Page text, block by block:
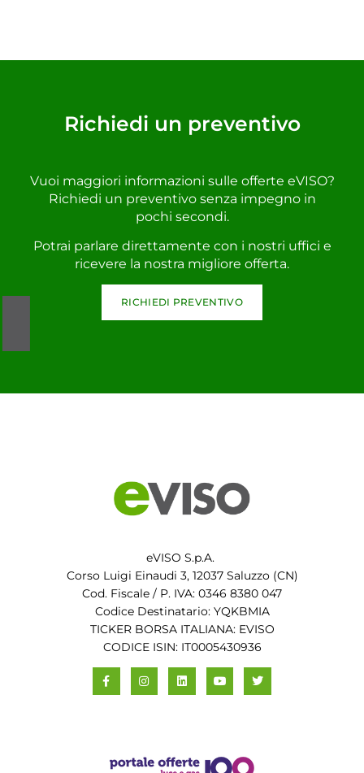
Richiedi un preventivo
Vuoi maggiori informazioni sulle offerte eVISO?
Richiedi un preventivo senza impegno in
pochi secondi.
Potrai parlare direttamente con i nostri uffici e
ricevere la nostra migliore offerta.
RICHIEDI PREVENTIVO
eVISO S.p.A.
Corso Luigi Einaudi 3, 12037 Saluzzo (CN)
Cod. Fiscale / P. IVA: 0346 8380 047
Codice Destinatario: YQKBMIA
TICKER BORSA ITALIANA: EVISO
CODICE ISIN: IT0005430936